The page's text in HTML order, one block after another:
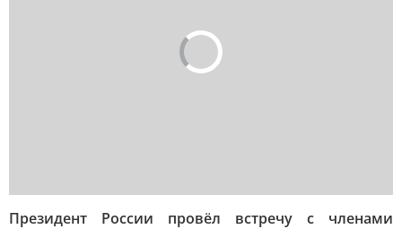
Президент России провёл встречу с членами